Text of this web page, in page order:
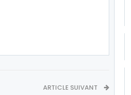
ARTICLE SUIVANT